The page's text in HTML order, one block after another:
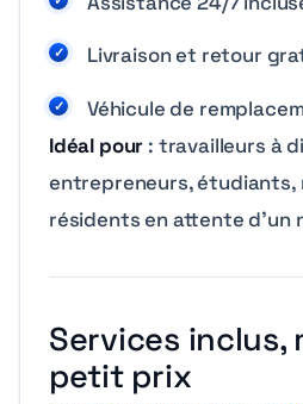
Livraison et retour
Véhicule de
Idéal pour : travailleurs à
entrepreneurs, étudiants,
résidents en attente d’un
Services inclus,
petit prix